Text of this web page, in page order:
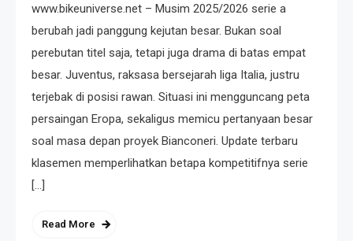
www.bikeuniverse.net – Musim 2025/2026 serie a
berubah jadi panggung kejutan besar. Bukan soal
perebutan titel saja, tetapi juga drama di batas empat
besar. Juventus, raksasa bersejarah liga Italia, justru
terjebak di posisi rawan. Situasi ini mengguncang peta
persaingan Eropa, sekaligus memicu pertanyaan besar
soal masa depan proyek Bianconeri. Update terbaru
klasemen memperlihatkan betapa kompetitifnya serie
[…]
Read More